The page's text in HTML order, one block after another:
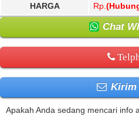
HARGA Rp.
Chat
Kirim
Apakah Anda sedang mencari info